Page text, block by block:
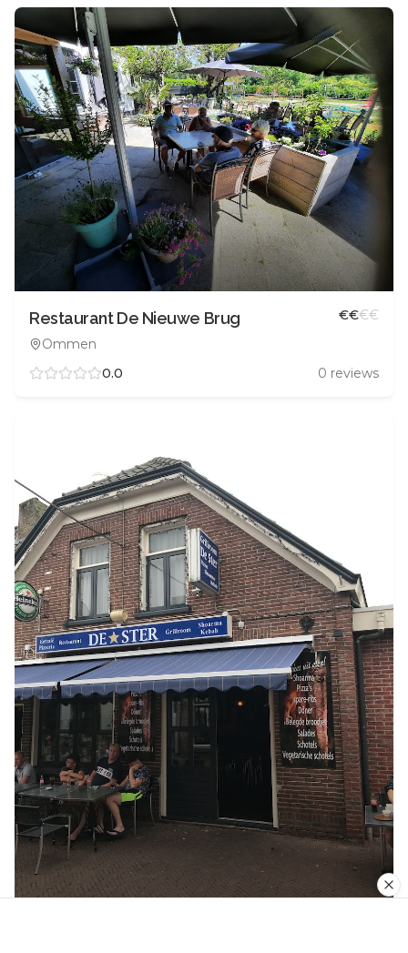
Restaurant De Nieuwe Brug
Ommen
€€€€
0.0 0 reviews